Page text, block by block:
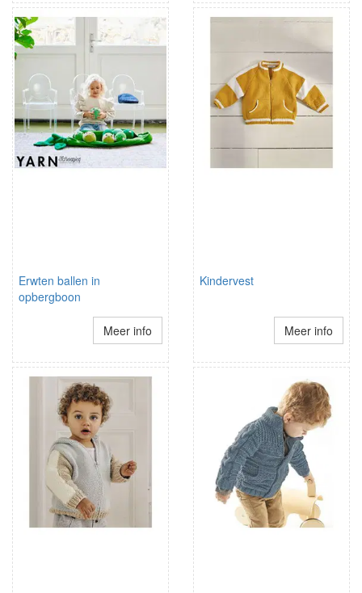
Erwten ballen in
opbergboon
Meer info
Kindervest
Meer info